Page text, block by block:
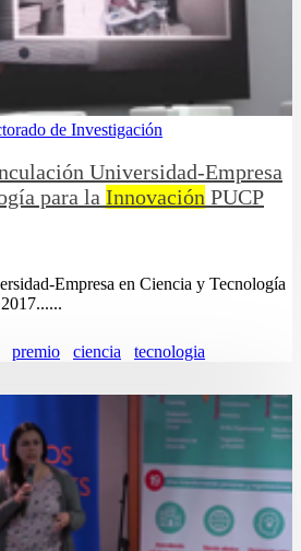
de Investigación
Universidad-Empresa
para la Innovación PUCP
Empresa en Ciencia y Tecnología
premio ciencia tecnologia